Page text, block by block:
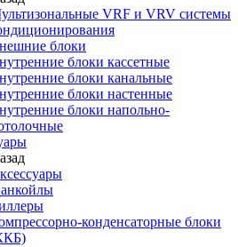
VRF и VRV системы
блоки
блоки кассетные
блоки канальные
блоки настенные
блоки напольно-
конденсаторные блоки